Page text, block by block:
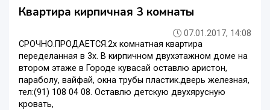
Квартира кирпичная 3 комнаты
07.01.2017, 14:08
СРОЧНО.ПРОДАЕТСЯ.2х комнатная квартира
переделанная в 3х. В кирпичном двухэтажном доме на
втором этаже в Городе кувасай оставлю аристон,
параболу, вайфай, окна трубы пластик.дверь железная,
тел:(91) 108 04 08. Оставлю детскую двухярусную
кровать,